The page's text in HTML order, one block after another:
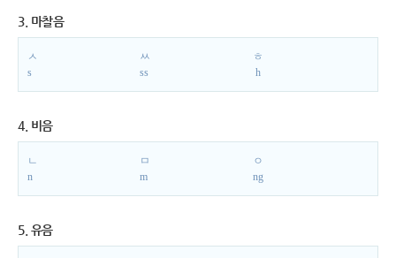
3. 마찰음
ㅅ
s
ㅆ
ss
ㅎ
h
4. 비음
ㄴ
n
ㅁ
m
ㅇ
ng
5. 유음